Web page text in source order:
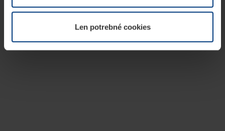
kedykoľvek zmeniť alebo odvolať vo vysvetlení cookie
našej webovej stránky.Len potrebné cookies